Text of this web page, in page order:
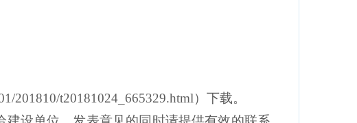
201810/t20181024_665329.html）下载。